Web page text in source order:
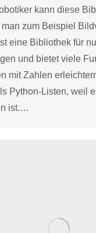
kann diese
zum Beispiel
eine Bibliothek für
und bietet viele
mit Zahlen
Python-Listen, weil
ist.…